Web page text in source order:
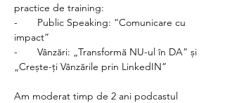
practice de training:
-       Public Speaking: “Comunicare cu
impact”
-       Vânzări: „Transformă NU-ul în DA” și
„Crește-ți Vânzările prin LinkedIN”
Am moderat timp de 2 ani podcastul